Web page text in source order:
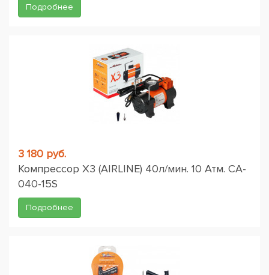
Подробнее
3 180 руб.
Компрессор X3 (AIRLINE) 40л/мин. 10 Атм. CA-
040-15S
Подробнее